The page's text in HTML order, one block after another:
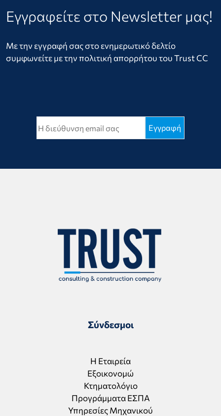
Εγγραφείτε στο Newsletter μας!
Με την εγγραφή σας στο ενημερωτικό δελτίο
συμφωνείτε με την πολιτική απορρήτου του Trust CC
Σύνδεσμοι
Η Εταιρεία
Εξοικονομώ
Κτηματολόγιο
Προγράμματα ΕΣΠΑ
Υπηρεσίες Μηχανικού